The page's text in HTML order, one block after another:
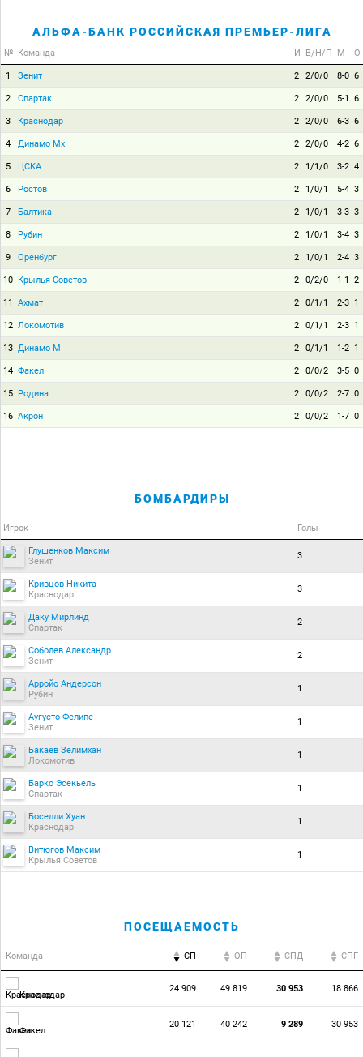
АЛЬФА-БАНК РОССИЙСКАЯ ПРЕМЬЕР-ЛИГА
№ Команда И В/Н/П М О
1 Зенит 2 2/0/0 8-0 6
2 Спартак 2 2/0/0 5-1 6
3 Краснодар 2 2/0/0 6-3 6
4 Динамо Мх 2 2/0/0 4-2 6
5 ЦСКА 2 1/1/0 3-2 4
6 Ростов 2 1/0/1 5-4 3
7 Балтика 2 1/0/1 3-3 3
8 Рубин 2 1/0/1 3-4 3
9 Оренбург 2 1/0/1 2-4 3
10 Крылья Советов 2 0/2/0 1-1 2
11 Ахмат 2 0/1/1 2-3 1
12 Локомотив 2 0/1/1 2-3 1
13 Динамо М 2 0/1/1 1-2 1
14 Факел 2 0/0/2 3-5 0
15 Родина 2 0/0/2 2-7 0
16 Акрон 2 0/0/2 1-7 0
БОМБАРДИРЫ
Игрок Голы
Глушенков Максим
Зенит
3
Кривцов Никита
Краснодар
3
Даку Мирлинд
Спартак
2
Соболев Александр
Зенит
2
Арройо Андерсон
Рубин
1
Аугусто Фелипе
Зенит
1
Бакаев Зелимхан
Локомотив
1
Барко Эсекьель
Спартак
1
Боселли Хуан
Краснодар
1
Витюгов Максим
Крылья Советов
1
ПОСЕЩАЕМОСТЬ
Команда СП ОП CПД CПГ
Краснодар
24 909 49 819 30 953 18 866
Факел
20 121 40 242 9 289 30 953